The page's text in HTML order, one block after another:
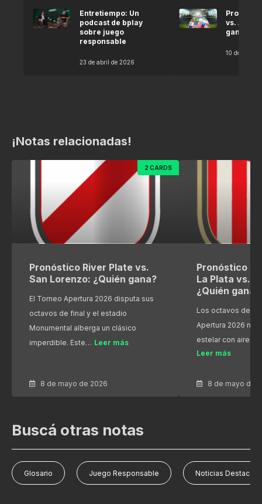
Entretiempo: Un
podcast de bplay
sobre juego
responsable
23 de abril de 2026
vs.
gana
10 de abril
¡Notas relacionadas!
2 CARDS
Pronóstico River Plate vs.
San Lorenzo: ¿Quién gana?
El Torneo Apertura 2026 disputa sus
octavos de final y el estadio
Monumental alberga un clásico
imperdible. Este… Leer más
8 de mayo de 2026
Pronóstico
La Plata vs.
¿Quién gana?
Los octavos de
Apertura 2026
estelar con aires
Leer más
8 de mayo de
Buscá otras notas
Glosario Juego Responsable Noticias